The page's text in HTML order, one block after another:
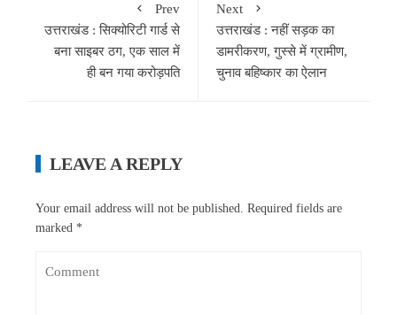
Prev
उत्तराखंड : सिक्योरिटी गार्ड से
बना साइबर ठग, एक साल में
ही बन गया करोड़पति
Next
उत्तराखंड : नहीं सड़क का
डामरीकरण, गुस्से में ग्रामीण,
चुनाव बहिष्कार का ऐलान
LEAVE A REPLY
Your email address will not be published.
Required fields are
marked *